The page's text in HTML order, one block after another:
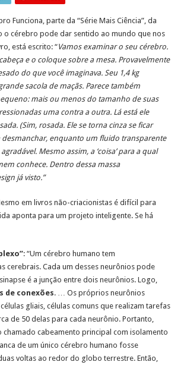
Funciona, parte da “Série Mais Ciência”, da
o cérebro pode dar sentido ao mundo que nos
está escrito: “Vamos examinar o seu cérebro.
e o coloque sobre a mesa. Provavelmente
do que você imaginava. Seu 1,4 kg
sacola de maçãs. Parece também
mais ou menos do tamanho de suas
uma contra a outra. Lá está ele
(Sim, rosada. Ele se torna cinza se ficar
enquanto um fluido transparente
Mesmo assim, a ‘coisa’ para a qual
conhece. Dentro dessa massa
já visto.”
em livros não-criacionistas é difícil para
aponta para um projeto inteligente. Se há
: “Um cérebro humano tem
cerebrais. Cada um desses neurônios pode
é a junção entre dois neurônios. Logo,
de conexões. … Os próprios neurônios
gliais, células comuns que realizam tarefas
de 50 delas para cada neurônio. Portanto,
cabeamento principal com isolamento
de um único cérebro humano fosse
voltas ao redor do globo terrestre. Então,